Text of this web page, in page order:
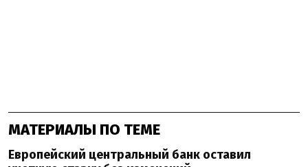
МАТЕРИАЛЫ ПО ТЕМЕ
Европейский центральный банк оставил